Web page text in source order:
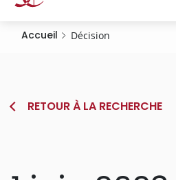
Accueil Décision
RETOUR À LA RECHERCHE